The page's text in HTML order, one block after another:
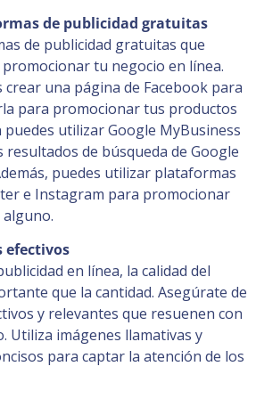
de publicidad gratuitas
de publicidad gratuitas que
tu negocio en línea.
una página de Facebook para
para promocionar tus productos
utilizar Google MyBusiness
resultados de búsqueda de Google
puedes utilizar plataformas
e Instagram para promocionar
efectivos
en línea, la calidad del
que la cantidad. Asegúrate de
y relevantes que resuenen con
Utiliza imágenes llamativas y
para captar la atención de los